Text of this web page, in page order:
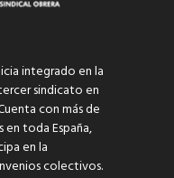
integrado en la
sindicato en
con más de
en toda España,
en la
colectivos.